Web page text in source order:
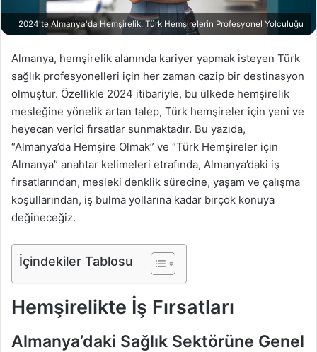
2024'te Almanya'da Hemşirelik: Türk Hemşirelerin Profesyonel Yolculuğu
Almanya, hemşirelik alanında kariyer yapmak isteyen Türk
sağlık profesyonelleri için her zaman cazip bir destinasyon
olmuştur. Özellikle 2024 itibariyle, bu ülkede hemşirelik
mesleğine yönelik artan talep, Türk hemşireler için yeni ve
heyecan verici fırsatlar sunmaktadır. Bu yazıda,
“Almanya’da Hemşire Olmak” ve “Türk Hemşireler için
Almanya” anahtar kelimeleri etrafında, Almanya’daki iş
fırsatlarından, mesleki denklik sürecine, yaşam ve çalışma
koşullarından, iş bulma yollarına kadar birçok konuya
değineceğiz.
İçindekiler Tablosu
Hemşirelikte İş Fırsatları
Almanya’daki Sağlık Sektörüne Genel